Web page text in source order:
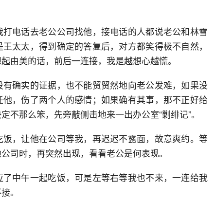
电话去老公公司找他，接电话的人都说老公和林雪
太太，得到确定的答复后，对方都笑得极不自然，
由美的话，前后一连接，我是越想心越慌。
确实的证据，也不能贸贸然地向老公发难，如果没
，伤了两个人的感情；如果确有其事，那不正好给
不那么笨，先旁敲侧击地来一出办公室“剿绯记”。
，让他在公司等我，再迟迟不露面，故意爽约。等
司时，再突然出现，看看老公是何表现。
中午一起吃饭，可是左等右等我也不来，一连给我
。